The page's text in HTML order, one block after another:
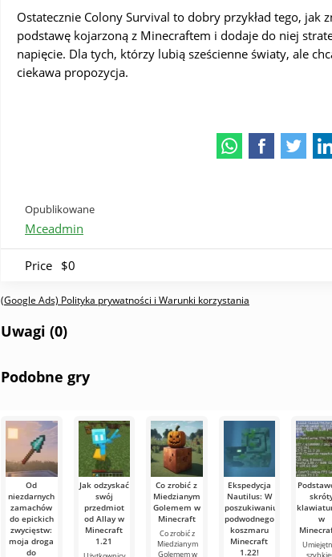
Ostatecznie Colony Survival to dobry przykład tego, jak
podstawę kojarzoną z Minecraftem i dodaje do niej
napięcie. Dla tych, którzy lubią sześcienne światy, ale
ciekawa propozycja.
Opublikowane
Mceadmin
Price $0
(Google Ads) Polityka prywatności i Warunki korzystania
Uwagi (0)
Podobne gry
Od
niezdarnych
zamachów
do epickich
zwycięstw:
moja droga
do
Jak odzyskać
swój
przedmiot
od Allay w
Minecraft
1.21
Co zrobić z
Miedzianym
Golemem w
Minecraft
Co zrobić z
Miedzianym
Golemem w
Ekspedycja
Nautilus: W
poszukiwaniu
podwodnego
koszmaru
Minecraft
1.22!
w